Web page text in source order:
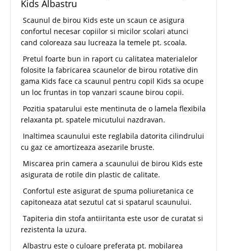
Kids Albastru
Scaunul de birou Kids este un scaun ce asigura
confortul necesar copiilor si micilor scolari atunci
cand coloreaza sau lucreaza la temele pt. scoala.
Pretul foarte bun in raport cu calitatea materialelor
folosite la fabricarea scaunelor de birou rotative din
gama Kids face ca scaunul pentru copil Kids sa ocupe
un loc fruntas in top vanzari scaune birou copii.
Pozitia spatarului este mentinuta de o lamela flexibila
relaxanta pt. spatele micutului nazdravan.
Inaltimea scaunului este reglabila datorita cilindrului
cu gaz ce amortizeaza asezarile bruste.
Miscarea prin camera a scaunului de birou Kids este
asigurata de rotile din plastic de calitate.
Confortul este asigurat de spuma poliuretanica ce
capitoneaza atat sezutul cat si spatarul scaunului.
Tapiteria din stofa antiiritanta este usor de curatat si
rezistenta la uzura.
Albastru este o culoare preferata pt. mobilarea